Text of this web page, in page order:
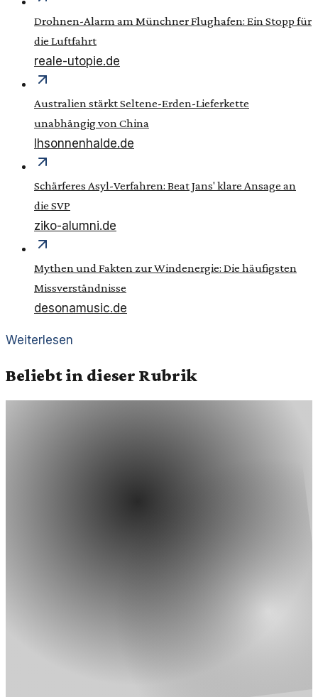
Drohnen-Alarm am Münchner Flughafen: Ein Stopp für
die Luftfahrt
reale-utopie.de
Australien stärkt Seltene-Erden-Lieferkette
unabhängig von China
lhsonnenhalde.de
Schärferes Asyl-Verfahren: Beat Jans' klare Ansage an
die SVP
ziko-alumni.de
Mythen und Fakten zur Windenergie: Die häufigsten
Missverständnisse
desonamusic.de
Weiterlesen
Beliebt in dieser Rubrik